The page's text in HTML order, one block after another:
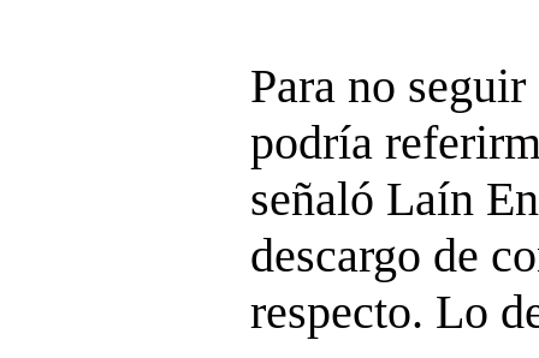
Para no
podría
señaló Laín
descargo de
respecto. Lo